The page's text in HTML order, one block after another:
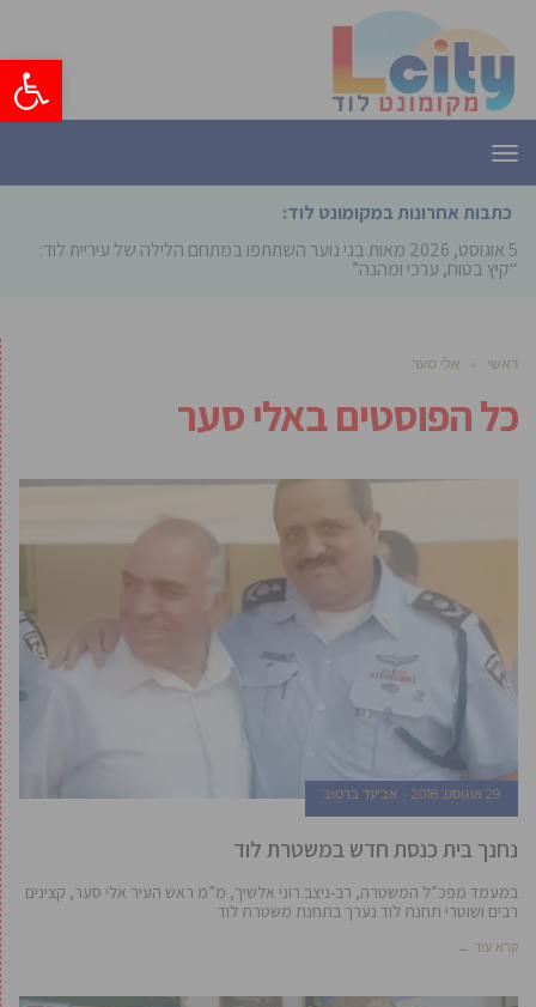
פתח
תפריט
כתבות אחרונות במקומונט לוד:
5 אוגוסט, 2026
מאות בני נוער השתתפו במתחם הלילה של עיריית לוד:
“קיץ בטוח, ערכי ומהנה”
ראשי » אלי סער
כל הפוסטים באלי סער
29 אוגוסט, 2018 אביעד ברטוב
נחנך בית כנסת חדש במשטרת לוד
במעמד מפכ”ל המשטרה, רב-ניצב רוני אלשיך, מ”מ ראש העיר אלי סער, קצינים
רבים ושוטרי תחנת לוד נערך בתחנת משטרת לוד
קרא עוד ←